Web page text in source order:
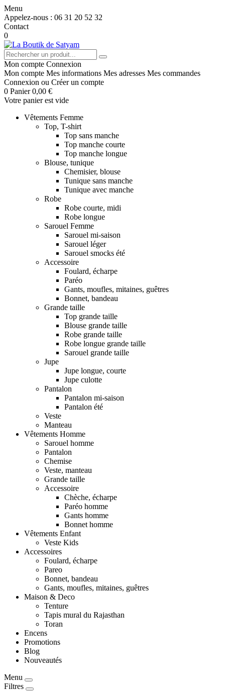
Menu
Appelez-nous : 06 31 20 52 32
Contact
0
Mon compte Connexion
Mon compte Mes informations Mes adresses Mes commandes
Connexion ou Créer un compte
0 Panier 0,00 €
Votre panier est vide
Vêtements Femme
Top, T-shirt
Top sans manche
Top manche courte
Top manche longue
Blouse, tunique
Chemisier, blouse
Tunique sans manche
Tunique avec manche
Robe
Robe courte, midi
Robe longue
Sarouel Femme
Sarouel mi-saison
Sarouel léger
Sarouel smocks été
Accessoire
Foulard, écharpe
Paréo
Gants, moufles, mitaines, guêtres
Bonnet, bandeau
Grande taille
Top grande taille
Blouse grande taille
Robe grande taille
Robe longue grande taille
Sarouel grande taille
Jupe
Jupe longue, courte
Jupe culotte
Pantalon
Pantalon mi-saison
Pantalon été
Veste
Manteau
Vêtements Homme
Sarouel homme
Pantalon
Chemise
Veste, manteau
Grande taille
Accessoire
Chèche, écharpe
Paréo homme
Gants homme
Bonnet homme
Vêtements Enfant
Veste Kids
Accessoires
Foulard, écharpe
Pareo
Bonnet, bandeau
Gants, moufles, mitaines, guêtres
Maison & Deco
Tenture
Tapis mural du Rajasthan
Toran
Encens
Promotions
Blog
Nouveautés
Menu
Filtres